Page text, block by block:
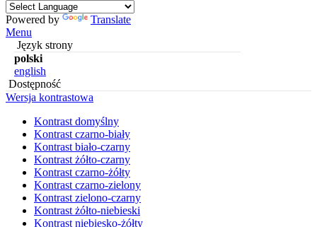
Powered by
Translate
Menu
Język strony
polski
english
Dostępność
Wersja kontrastowa
Kontrast domyślny
Kontrast czarno-biały
Kontrast biało-czarny
Kontrast żółto-czarny
Kontrast czarno-żółty
Kontrast czarno-zielony
Kontrast zielono-czarny
Kontrast żółto-niebieski
Kontrast niebiesko-żółty